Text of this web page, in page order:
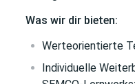
Was wir dir bieten:
Werteorientierte
Individuelle